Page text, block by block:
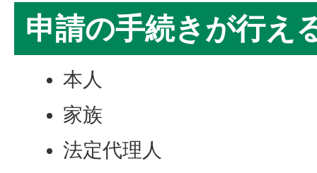
申請の手続きが行え
本人
家族
法定代理人